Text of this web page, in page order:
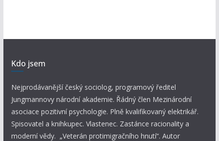
Kdo jsem
Nejprodávanější český sociolog, programový ředitel
Jungmannovy národní akademie. Řádný člen Mezinárodní
asociace pozitivní psychologie. Plně kvalifikovaný elektrikář.
Spisovatel a knihkupec. Vlastenec. Zastánce racionality a
moderní vědy. „Veterán protimigračního hnutí“. Autor